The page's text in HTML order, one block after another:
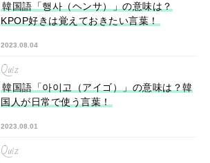
韓国語「행사（ヘンサ）」の意味は？
KPOP好きは覚えておきたい言葉！
2023.08.04
Quiz
韓国語「아이고（アイゴ）」の意味は？韓
国人が日常で使う言葉！
2023.08.01
Quiz